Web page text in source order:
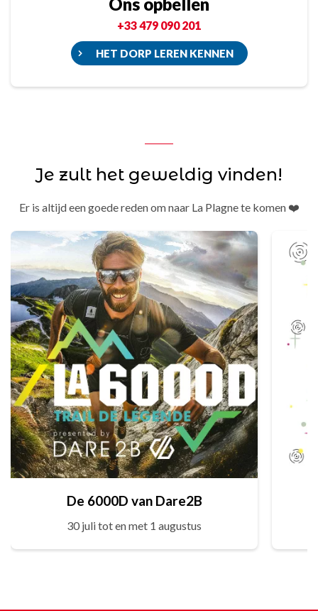
+33 479 090 201
HET DORP LEREN KENNEN
Je zult het geweldig vinden!
Er is altijd een goede reden om naar La Plagne te komen ❤️
De 6000D van Dare2B
30 juli tot en met 1 augustus